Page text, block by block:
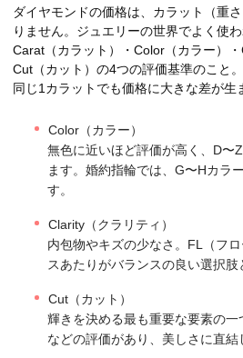
ダイヤモンドの価格は、カラット（重
りません。ジュエリーの世界でよく使わ
Carat（カラット）・Color（カラー）
Cut（カット）の4つの評価基準のこと
同じ1カラットでも価格に大きな差が生
Color（カラー）
無色に近いほど評価が高く、D〜
ます。婚約指輪では、G〜Hカラ
す。
Clarity（クラリティ）
内包物やキズの少なさ。FL（フ
スあたりがバランスの良い選択肢
Cut（カット）
輝きを決める最も重要な要素の
などの評価があり、美しさに直結